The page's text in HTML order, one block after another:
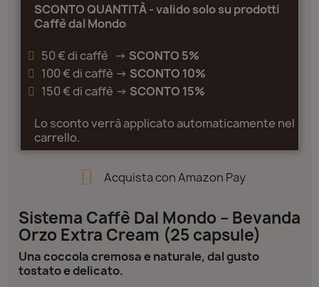
SCONTO QUANTITÀ - valido solo su prodotti
Caffè dal Mondo
50 € di caffè -> SCONTO 5%
100 € di caffè -> SCONTO 10%
150 € di caffè -> SCONTO 15%
Lo sconto verrà applicato automaticamente nel
carrello.
Acquista con Amazon Pay
Sistema Caffè Dal Mondo – Bevanda
Orzo Extra Cream (25 capsule)
Una coccola cremosa e naturale, dal gusto
tostato e delicato.